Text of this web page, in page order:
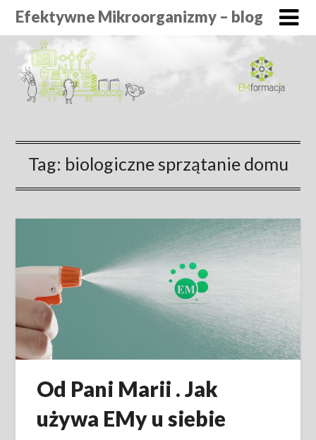
Efektywne Mikroorganizmy – blog
Tag: biologiczne sprzątanie domu
Od Pani Marii . Jak
używa EMy u siebie